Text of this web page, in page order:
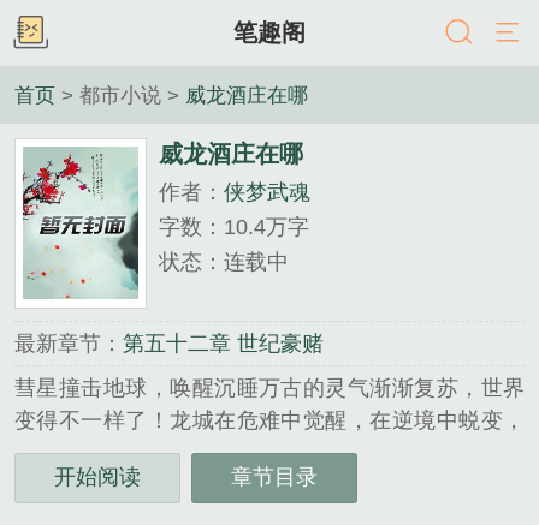
笔趣阁
首页 > 都市小说 > 威龙酒庄在哪
威龙酒庄在哪
作者： 侠梦武魂
字数：10.4万字
状态：连载中
最新章节： 第五十二章 世纪豪赌
彗星撞击地球，唤醒沉睡万古的灵气渐渐复苏，世界
变得不一样了！龙城在危难中觉醒，在逆境中蜕变，
在深渊中涅槃，在死亡后重生。“好吧！我只想做个护
花使者而已，却一不小心拯救了世界！”...
开始阅读 章节目录